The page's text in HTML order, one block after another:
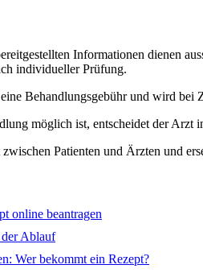
Informationen dienen
individueller Prüfung.
Behandlungsgebühr und wird bei
möglich ist, entscheidet der Arzt
Patienten und Ärzten und
online beantragen
Ablauf
Wer bekommt ein Rezept?